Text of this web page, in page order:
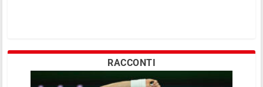
RACCONTI